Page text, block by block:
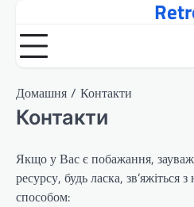
вмісту
Домашня Контакти
Контакти
Якщо у Вас є побажання,
ресурсу, будь ласка,
способом: